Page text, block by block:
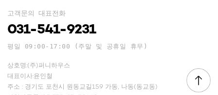
고객문의 대표전화
031-541-9231
평일 09:00-17:00 (주말 및 공휴일 휴무)
상호명:(주)퍼니하우스
대표이사:윤인철
주소 : 경기도 포천시 원동교길159 가동, 나동(동교동)